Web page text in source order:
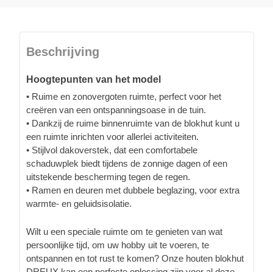
Beschrijving
Hoogtepunten van het model
• Ruime en zonovergoten ruimte, perfect voor het
creëren van een ontspanningsoase in de tuin.
• Dankzij de ruime binnenruimte van de blokhut kunt u
een ruimte inrichten voor allerlei activiteiten.
• Stijlvol dakoverstek, dat een comfortabele
schaduwplek biedt tijdens de zonnige dagen of een
uitstekende bescherming tegen de regen.
• Ramen en deuren met dubbele beglazing, voor extra
warmte- en geluidsisolatie.
Wilt u een speciale ruimte om te genieten van wat
persoonlijke tijd, om uw hobby uit te voeren, te
ontspannen en tot rust te komen? Onze houten blokhut